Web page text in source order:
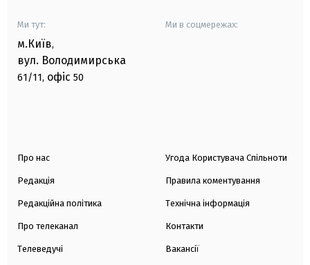
Ми тут:
м.Київ,
вул. Володимирська
61/11, офіс 50
Ми в соцмережах:
Про нас
Редакція
Редакційна політика
Про телеканал
Телеведучі
Угода Користувача Спільноти
Правила коментування
Технічна інформація
Контакти
Вакансії